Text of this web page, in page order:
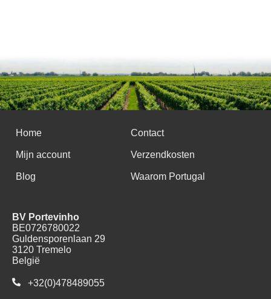
Home Contact
Mijn account Verzendkosten
Blog Waarom Portugal
BV Portevinho
BE0726780022
Guldensporenlaan 29
3120 Tremelo
België
+32(0)478489055